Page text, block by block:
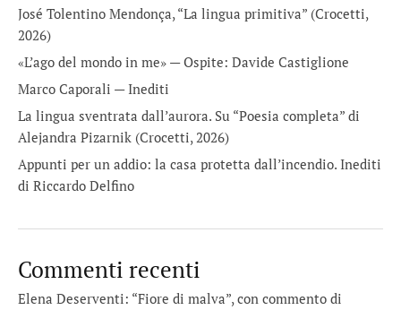
José Tolentino Mendonça, “La lingua primitiva” (Crocetti,
2026)
«L’ago del mondo in me» — Ospite: Davide Castiglione
Marco Caporali — Inediti
La lingua sventrata dall’aurora. Su “Poesia completa” di
Alejandra Pizarnik (Crocetti, 2026)
Appunti per un addio: la casa protetta dall’incendio. Inediti
di Riccardo Delfino
Commenti recenti
Elena Deserventi: “Fiore di malva”, con commento di